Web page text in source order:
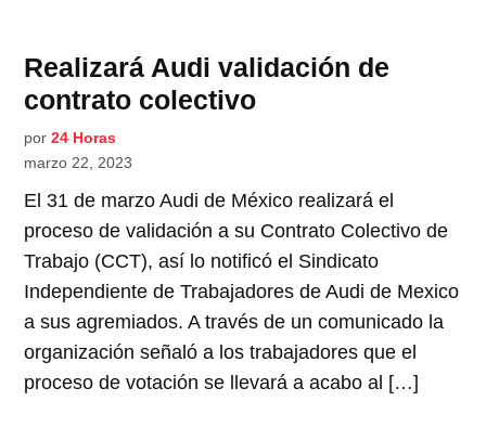
Realizará Audi validación de
contrato colectivo
por 24 Horas
marzo 22, 2023
El 31 de marzo Audi de México realizará el
proceso de validación a su Contrato Colectivo de
Trabajo (CCT), así lo notificó el Sindicato
Independiente de Trabajadores de Audi de Mexico
a sus agremiados. A través de un comunicado la
organización señaló a los trabajadores que el
proceso de votación se llevará a acabo al […]